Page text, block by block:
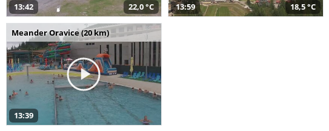
13:42 22,0 °C 13:59 18,5 °C
Meander Oravice (20 km)
13:39